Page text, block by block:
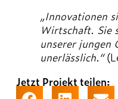
„Innovationen
Wirtschaft. Sie
unserer jungen
unerlässlich.“
Jetzt Projekt teilen: